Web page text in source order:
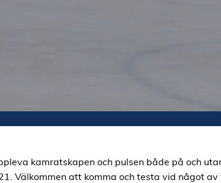
kamratskapen och pulsen både på och
Välkommen att komma och testa vid något